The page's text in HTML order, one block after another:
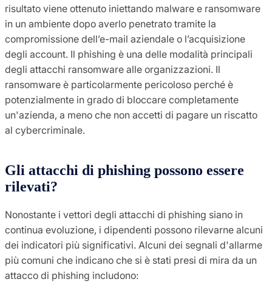
risultato viene ottenuto iniettando malware e ransomware
in un ambiente dopo averlo penetrato tramite la
compromissione dell’e-mail aziendale o l’acquisizione
degli account. Il phishing è una delle modalità principali
degli attacchi ransomware alle organizzazioni. Il
ransomware è particolarmente pericoloso perché è
potenzialmente in grado di bloccare completamente
un'azienda, a meno che non accetti di pagare un riscatto
al cybercriminale.
Gli attacchi di phishing possono essere
rilevati?
Nonostante i vettori degli attacchi di phishing siano in
continua evoluzione, i dipendenti possono rilevarne alcuni
dei indicatori più significativi. Alcuni dei segnali d'allarme
più comuni che indicano che si è stati presi di mira da un
attacco di phishing includono: